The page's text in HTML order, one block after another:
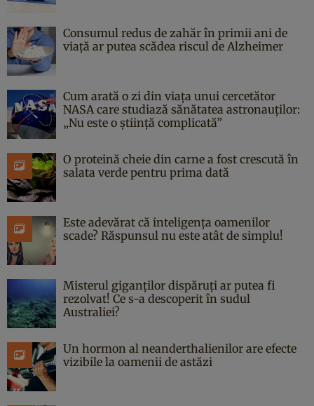
Consumul redus de zahăr în primii ani de
viață ar putea scădea riscul de Alzheimer
Cum arată o zi din viața unui cercetător
NASA care studiază sănătatea astronauților:
„Nu este o știință complicată”
O proteină cheie din carne a fost crescută în
salata verde pentru prima dată
Este adevărat că inteligența oamenilor
scade? Răspunsul nu este atât de simplu!
Misterul giganților dispăruți ar putea fi
rezolvat! Ce s-a descoperit în sudul
Australiei?
Un hormon al neanderthalienilor are efecte
vizibile la oamenii de astăzi